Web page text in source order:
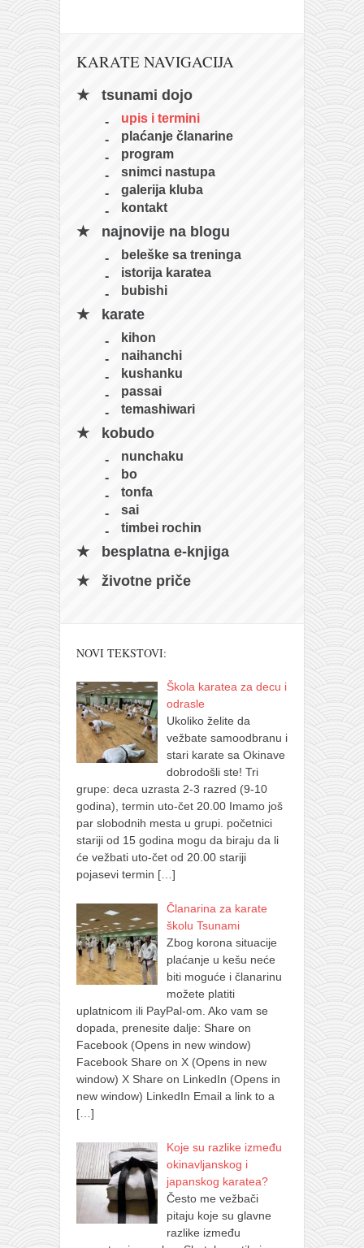
KARATE NAVIGACIJA
tsunami dojo
upis i termini
plaćanje članarine
program
snimci nastupa
galerija kluba
kontakt
najnovije na blogu
beleške sa treninga
istorija karatea
bubishi
karate
kihon
naihanchi
kushanku
passai
temashiwari
kobudo
nunchaku
bo
tonfa
sai
timbei rochin
besplatna e-knjiga
životne priče
NOVI TEKSTOVI:
Škola karatea za decu i
odrasle
Ukoliko želite da
vežbate samoodbranu i
stari karate sa Okinave
dobrodošli ste! Tri
grupe: deca uzrasta 2-3 razred (9-10
godina), termin uto-čet 20.00 Imamo još
par slobodnih mesta u grupi. početnici
stariji od 15 godina mogu da biraju da li
će vežbati uto-čet od 20.00 stariji
pojasevi termin […]
Članarina za karate
školu Tsunami
Zbog korona situacije
plaćanje u kešu neće
biti moguće i članarinu
možete platiti
uplatnicom ili PayPal-om. Ako vam se
dopada, prenesite dalje: Share on
Facebook (Opens in new window)
Facebook Share on X (Opens in new
window) X Share on LinkedIn (Opens in
new window) LinkedIn Email a link to a
[…]
Koje su razlike između
okinavljanskog i
japanskog karatea?
Često me vežbači
pitaju koje su glavne
razlike između